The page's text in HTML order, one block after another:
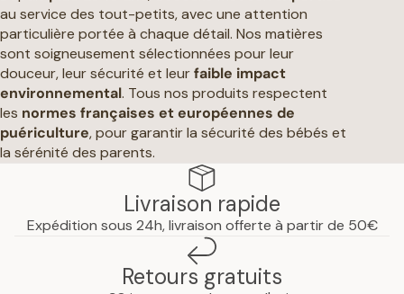
au service des tout-petits, avec une attention
particulière portée à chaque détail. Nos matières
sont soigneusement sélectionnées pour leur
douceur, leur sécurité et leurfaible impact
environnemental. Tous nos produits respectent
les normes françaises et européennes de
puériculture, pour garantir la sécurité des bébés et
la sérénité des parents.
Livraison rapide
Expédition sous 24h, livraison offerte à partir de 50€
Retours gratuits